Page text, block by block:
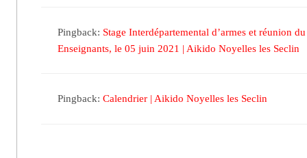
Pingback: Stage Interdépartemental d’armes et réunion
Enseignants, le 05 juin 2021 | Aikido Noyelles les Seclin
Pingback:Calendrier | Aikido Noyelles les Seclin